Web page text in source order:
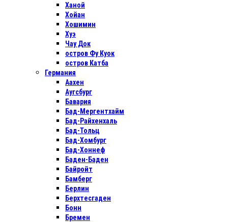
Ханой
Хойан
Хошимин
Хуэ
Чау Док
остров Фу Куок
остров Катба
Германия
Аахен
Аугсбург
Бавария
Бад-Мергентхайм
Бад-Райхенхаль
Бад-Тольц
Бад-Хомбург
Бад-Хоннеф
Баден-Баден
Байройт
Бамберг
Берлин
Берхтесгаден
Бонн
Бремен